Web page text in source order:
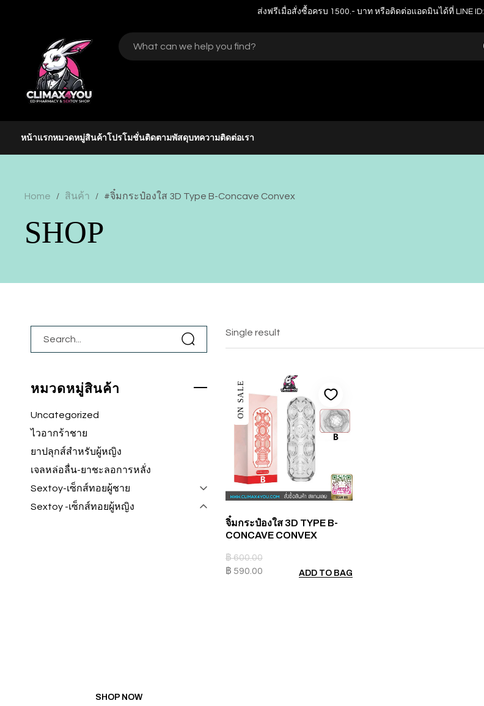
ส่งฟรีเมื่อสั่งซื้อครบ 1500.- บาท หรือติดต่อแอดมินได้ที่ LINE ID:
หน้าแรกหมวดหมู่สินค้า โปรโมชั่นติดตามพัสดุบทความติดต่อเรา
Home / สินค้า / #จิ๋มกระป๋องใส 3D Type B-Concave Convex
SHOP
หมวดหมู่สินค้า
Uncategorized
ไวอากร้าชาย
ยาปลุกส์สำหรับผู้หญิง
เจลหล่อลื่น-ยาชะลอการหลั่ง
Sextoy-เซ็กส์ทอยผู้ชาย
Sextoy -เซ็กส์ทอยผู้หญิง
SHOP NOW
Single result
ON SALE
จิ๋มกระป๋องใส 3D TYPE B-
CONCAVE CONVEX
฿600.00
฿ 590.00 ADD TO BAG